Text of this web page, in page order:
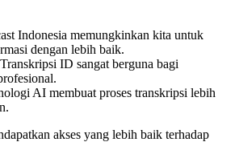
Indonesia memungkinkan kita untuk
dengan lebih baik.
ID sangat berguna bagi
AI membuat proses transkripsi lebih
akses yang lebih baik terhadap